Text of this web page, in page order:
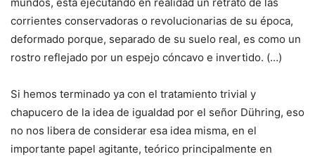
corrientes conservadoras o revolucionarias de su época,
deformado porque, separado de su suelo real, es como un
rostro reflejado por un espejo cóncavo e invertido. (…)
Si hemos terminado ya con el tratamiento trivial y
chapucero de la idea de igualdad por el señor Dühring, eso
no nos libera de considerar esa idea misma, en el
importante papel agitante, teórico principalmente en